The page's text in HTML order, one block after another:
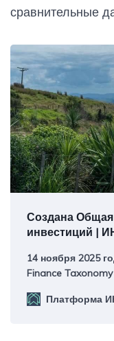
сравнительные
Создана
инвестиций |
14 ноября 2025
Finance
экосистемные
Платформа